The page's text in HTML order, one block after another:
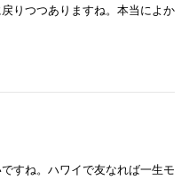
りつつありますね。本当によか
すね。ハワイで友なれば一生モ